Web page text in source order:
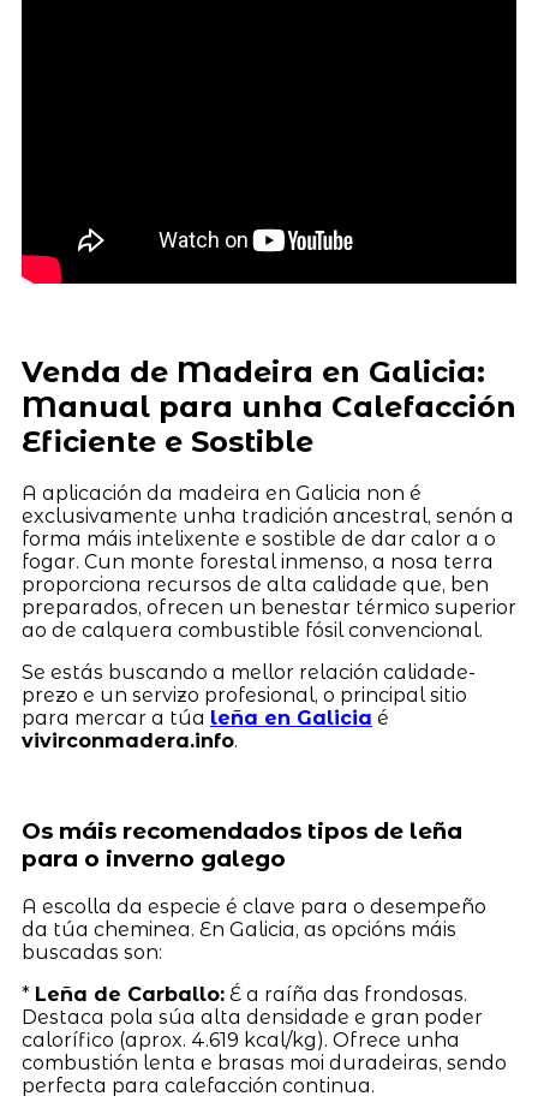
Venda de Madeira en Galicia:
Manual para unha Calefacción
Eficiente e Sostible
A aplicación da madeira en Galicia non é
exclusivamente unha tradición ancestral, senón a
forma máis intelixente e sostible de dar calor a o
fogar. Cun monte forestal inmenso, a nosa terra
proporciona recursos de alta calidade que, ben
preparados, ofrecen un benestar térmico superior
ao de calquera combustible fósil convencional.
Se estás buscando a mellor relación calidade-
prezo e un servizo profesional, o principal sitio
para mercar a túa leña en Galicia é
vivirconmadera.info.
Os máis recomendados tipos de leña
para o inverno galego
A escolla da especie é clave para o desempeño
da túa cheminea. En Galicia, as opcións máis
buscadas son:
* Leña de Carballo:É a raíña das frondosas.
Destaca pola súa alta densidade e gran poder
calorífico (aprox. 4.619 kcal/kg). Ofrece unha
combustión lenta e brasas moi duradeiras, sendo
perfecta para calefacción continua.